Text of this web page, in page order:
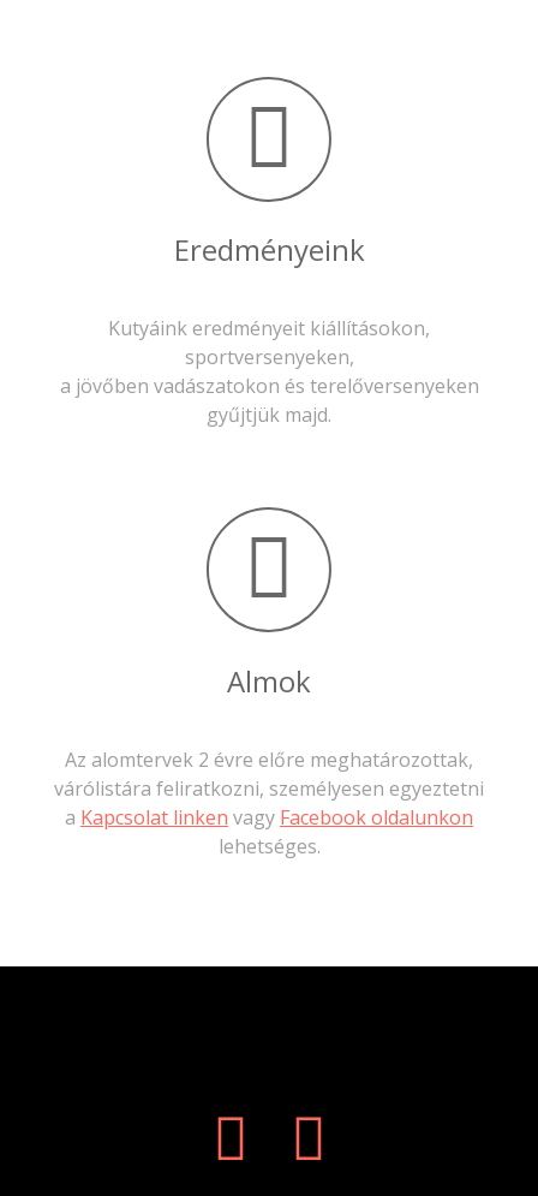
Eredményeink
Kutyáink eredményeit kiállításokon,
sportversenyeken,
a jövőben vadászatokon és terelőversenyeken
gyűjtjük majd.
Almok
Az alomtervek 2 évre előre meghatározottak,
várólistára feliratkozni, személyesen egyeztetni
a Kapcsolat linken vagy Facebook oldalunkon
lehetséges.